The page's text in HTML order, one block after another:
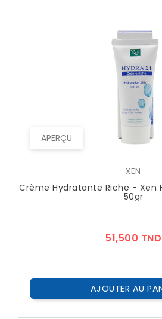
APERÇU
XEN
Crème Hydratante Riche - Xen
50gr
51,500 TND
AJOUTER AU